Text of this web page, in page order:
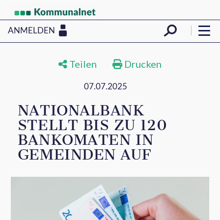
ANMELDEN
Teilen Drucken
07.07.2025
NATIONALBANK
STELLT BIS ZU 120
BANKOMATEN IN
GEMEINDEN AUF